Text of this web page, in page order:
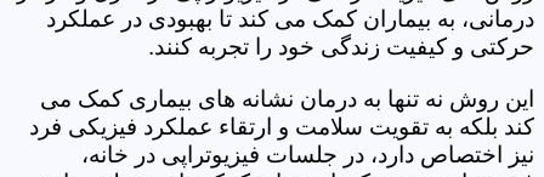
درمانی، به بیماران کمک می کند تا بهبودی در عملکرد
حرکتی و کیفیت زندگی خود را تجربه کنند.
این روش نه تنها به درمان نشانه های بیماری کمک می
کند بلکه به تقویت سلامت و ارتقاء عملکرد فیزیکی فرد
نیز اختصاص دارد، در جلسات فیزیوتراپی در خانه،